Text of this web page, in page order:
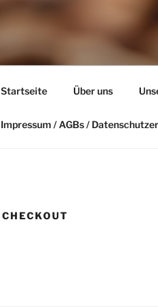
Kaffee kommt nicht aus der
Startseite Über uns
Impressum / AGBs /
CHECKOUT